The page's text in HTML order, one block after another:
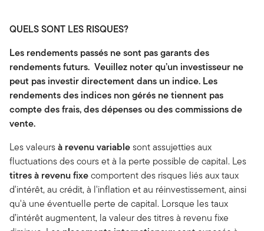
QUELS SONT LES RISQUES?
Les rendements passés ne sont pas garants des
rendements futurs. Veuillez noter qu’un investisseur ne
peut pas investir directement dans un indice. Les
rendements des indices non gérés ne tiennent pas
compte des frais, des dépenses ou des commissions de
vente.
Les valeursà revenu variablesont assujetties aux
fluctuations des cours et à la perte possible de capital. Les
titres à revenu fixecomportent des risques liés aux taux
d'intérêt, au crédit, à l'inflation et au réinvestissement, ainsi
qu'à une éventuelle perte de capital. Lorsque les taux
d’intérêt augmentent, la valeur des titres à revenu fixe